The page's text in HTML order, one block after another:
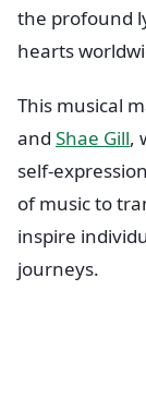
the profound
hearts
This musical
and Shae Gill,
self-
of music to
inspire
journeys.